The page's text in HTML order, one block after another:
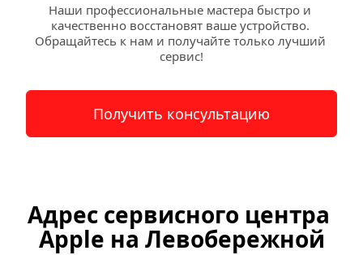
Наши профессиональные мастера быстро и
качественно восстановят ваше устройство.
Обращайтесь к нам и получайте только лучший
сервис!
Получить консультацию
Адрес сервисного центра
Apple на Левобережной